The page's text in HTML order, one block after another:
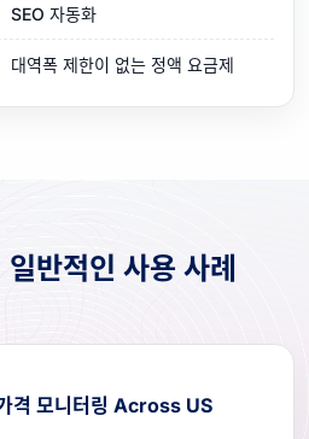
SEO 자동화
대역폭 제한이 없는 정액 요금제
반적인 사용 사례
격 모니터링 Across US